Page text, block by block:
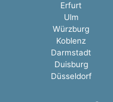
Erfurt
Ulm
Würzburg
Koblenz
Darmstadt
Duisburg
Düsseldorf